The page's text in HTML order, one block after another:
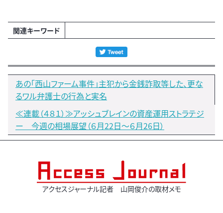
関連キーワード
あの「西山ファーム事件」主犯から金銭詐取等した、更な
るワル弁護士の行為と実名
≪連載（４８１）≫アッシュブレインの資産運用ストラテジ
ー 今週の相場展望（６月22日～６月26日）
アクセスジャーナル記者 山岡俊介の取材メモ